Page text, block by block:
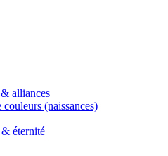
alliances
couleurs (naissances)
& éternité